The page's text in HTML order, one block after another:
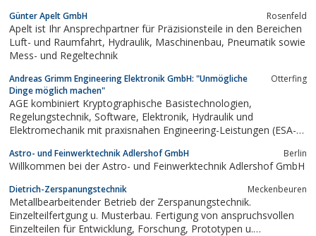
Kontinenten. Gegliedert in die Teilkonzerne Diehl Metall, Diehl
Controls, Diehl...
Günter Apelt GmbH Rosenfeld
Apelt ist Ihr Ansprechpartner für Präzisionsteile in den Bereichen
Luft- und Raumfahrt, Hydraulik, Maschinenbau, Pneumatik sowie
Mess- und Regeltechnik
Andreas Grimm Engineering Elektronik GmbH: "Unmögliche
Dinge möglich machen"
Otterfing
AGE kombiniert Kryptographische Basistechnologien,
Regelungstechnik, Software, Elektronik, Hydraulik und
Elektromechanik mit praxisnahen Engineering-Leistungen (ESA-
Astro- und Feinwerktechnik Adlershof GmbH Berlin
Willkommen bei der Astro- und Feinwerktechnik Adlershof GmbH
Dietrich-Zerspanungstechnik Meckenbeuren
Metallbearbeitender Betrieb der Zerspanungstechnik.
Einzelteilfertgung u. Musterbau. Fertigung von anspruchsvollen
Einzelteilen für Entwicklung, Forschung, Prototypen u.